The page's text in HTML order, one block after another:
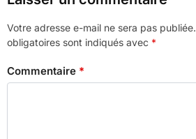
Votre adresse e-mail ne sera pas publiée.
obligatoires sont indiqués avec *
Commentaire *